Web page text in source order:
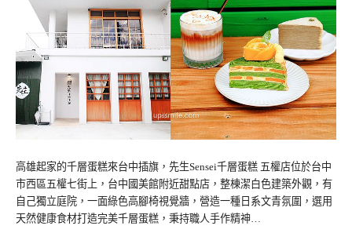
高雄起家的千層蛋糕來台中插旗，先生Sensei千層蛋糕 五權店位於台中
市西區五權七街上，台中國美館附近甜點店，整棟潔白色建築外觀，有
自己獨立庭院，一面綠色高腳椅視覺牆，營造一種日系文青氛圍，選用
天然健康食材打造完美千層蛋糕，秉持職人手作精神…